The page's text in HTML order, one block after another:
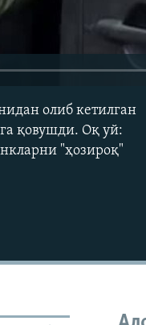
олиб кетилган
қовушди. Оқ уй:
"ҳозироқ"